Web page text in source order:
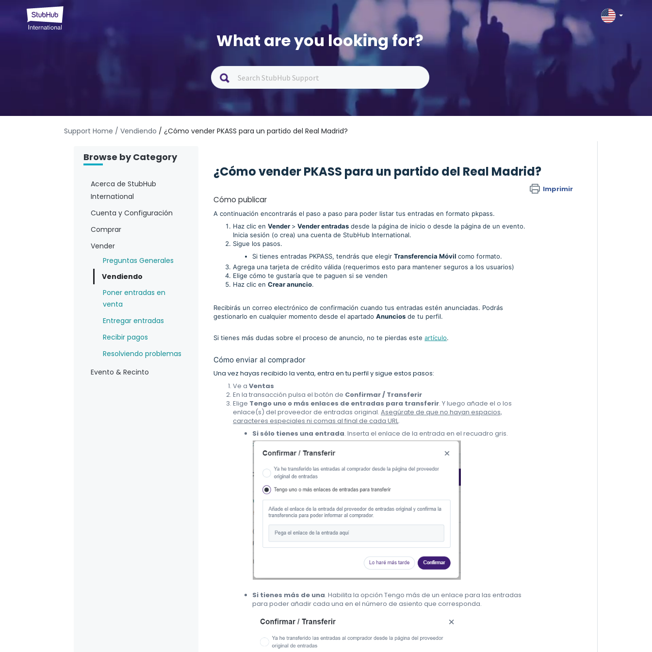
What are you looking for?
Support Home / Vendiendo / ¿Cómo vender PKASS para un partido del Real Madrid?
Browse by Category
Acerca de StubHub
International
Cuenta y Configuración
Comprar
Vender
Preguntas Generales
Vendiendo
Poner entradas en
venta
Entregar entradas
Recibir pagos
Resolviendo problemas
Evento & Recinto
¿Cómo vender PKASS para un partido del Real Madrid?
Imprimir
Cómo publicar
A continuación encontrarás el paso a paso para poder listar tus entradas en formato pkpass.
Haz clic enVender > Vender entradas desde la página de inicio o desde la página de un evento.
Inicia sesión (o crea) una cuenta de StubHub International.
Sigue los pasos.
Si tienes entradas PKPASS, tendrás que elegirTransferencia Móvilcomo formato.
Agrega una tarjeta de crédito válida (requerimos esto para mantener seguros a los usuarios)
Elige cómo te gustaría que te paguen si se venden
Haz clic enCrear anuncio.
Recibirás un correo electrónico de confirmación cuando tus entradas estén anunciadas. Podrás
gestionarlo en cualquier momento desde el apartadoAnuncios de tu perfil.
Si tienes más dudas sobre el proceso de anuncio, no te pierdas esteartículo.
Cómo enviar al comprador
Una vez hayas recibido la venta, entra en tu perfil y sigue estos pasos:
Ve aVentas
En la transacción pulsa el botón de Confirmar / Transferir
Elige Tengo uno o más enlaces de entradas para transferir. Y luego añade el o los
enlace(s) del proveedor de entradas original.Asegúrate de que no hayan espacios,
caracteres especiales ni comas al final de cada URL.
Si sólo tienes una entrada. Inserta el enlace de la entrada en el recuadro gris.
Si tienes más de una. Habilita la opción Tengo más de un enlace para las entradas
para poder añadir cada una en el número de asiento que corresponda.